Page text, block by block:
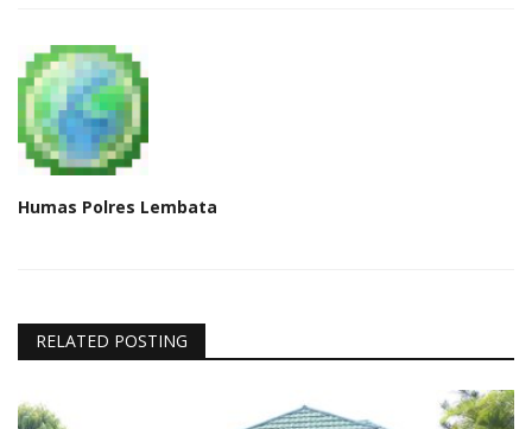
Humas Polres Lembata
RELATED POSTING